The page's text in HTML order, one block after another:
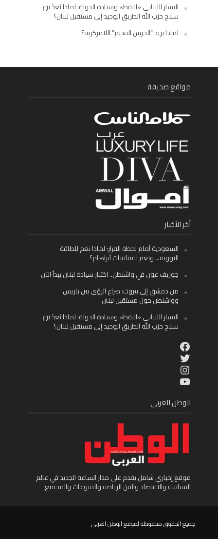
اليسار اللبناني «اليقظ» وسيادة الدولة: لماذا يُعدّ نزع
سلاح حزب الله الطريق الوحيد إلى مستقبل لبنان؟
لماذا يريد “الحرس القديم” اللامركزية؟
مواقع صديقة
أخر الأخبار
السعودية أمام لحظة القرار: لماذا نعم للطاقة
النووية… ونعم لاتفاقيات أبراهام؟
جوزيف عون في واشنطن.. اختبار سيادة لبنان يبدأ الآن
من دمشق إلى بيروت: صراع الرؤى بين باريس
وواشنطن حول مستقبل لبنان
اليسار اللبناني «اليقظ» وسيادة الدولة: لماذا يُعدّ نزع
سلاح حزب الله الطريق الوحيد إلى مستقبل لبنان؟
Facebook
Twitter
Instagram
YouTube
الوطن العربي
موقع إخباري شامل يقدم على مدار الساعة الجديد في عالم
السياسة والاقتصاد والفن الرياضة والمنوعات والمجتمع
جميع الحقوق محفوظة لموقع الوطن العربى